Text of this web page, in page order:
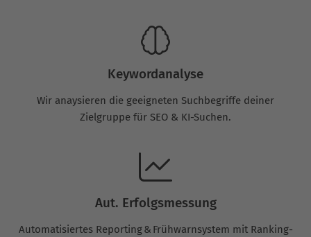
Keywordanalyse
Wir anaysieren die geeigneten Suchbegriffe deiner
Zielgruppe für SEO & KI-Suchen.
Aut. Erfolgsmessung
Automatisiertes Reporting & Frühwarnsystem mit Ranking-